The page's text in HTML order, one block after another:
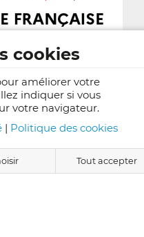
cookies
améliorer votre
indiquer si vous
votre navigateur.
| Politique des cookies
Tout accepter
vente